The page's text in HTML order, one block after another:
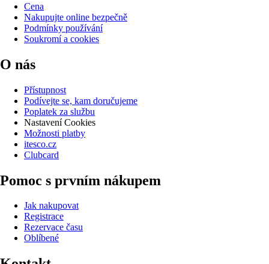
Cena
Nakupujte online bezpečně
Podmínky používání
Soukromí a cookies
O nás
Přístupnost
Podívejte se, kam doručujeme
Poplatek za službu
Nastavení Cookies
Možnosti platby
itesco.cz
Clubcard
Pomoc s prvním nákupem
Jak nakupovat
Registrace
Rezervace času
Oblíbené